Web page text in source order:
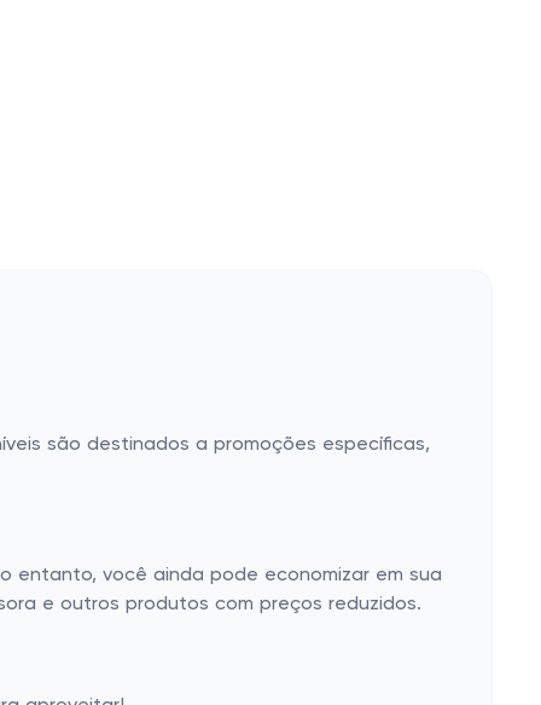
são destinados a promoções específicas,
entanto, você ainda pode economizar em sua
e outros produtos com preços reduzidos.